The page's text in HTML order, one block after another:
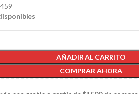
AÑADIR AL CARRITO
COMPRAR AHORA